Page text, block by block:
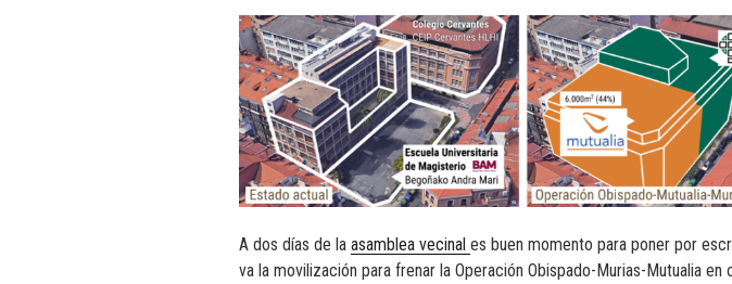
A dos días de la asamblea vecinal es buen momento para poner por
va la movilización para frenar la Operación Obispado-Murias-Mutualia en